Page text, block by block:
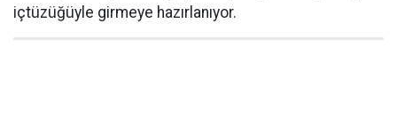
içtüzüğüyle girmeye hazırlanıyor.